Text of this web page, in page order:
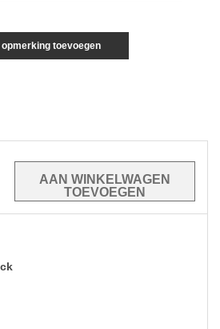
opmerking toevoegen